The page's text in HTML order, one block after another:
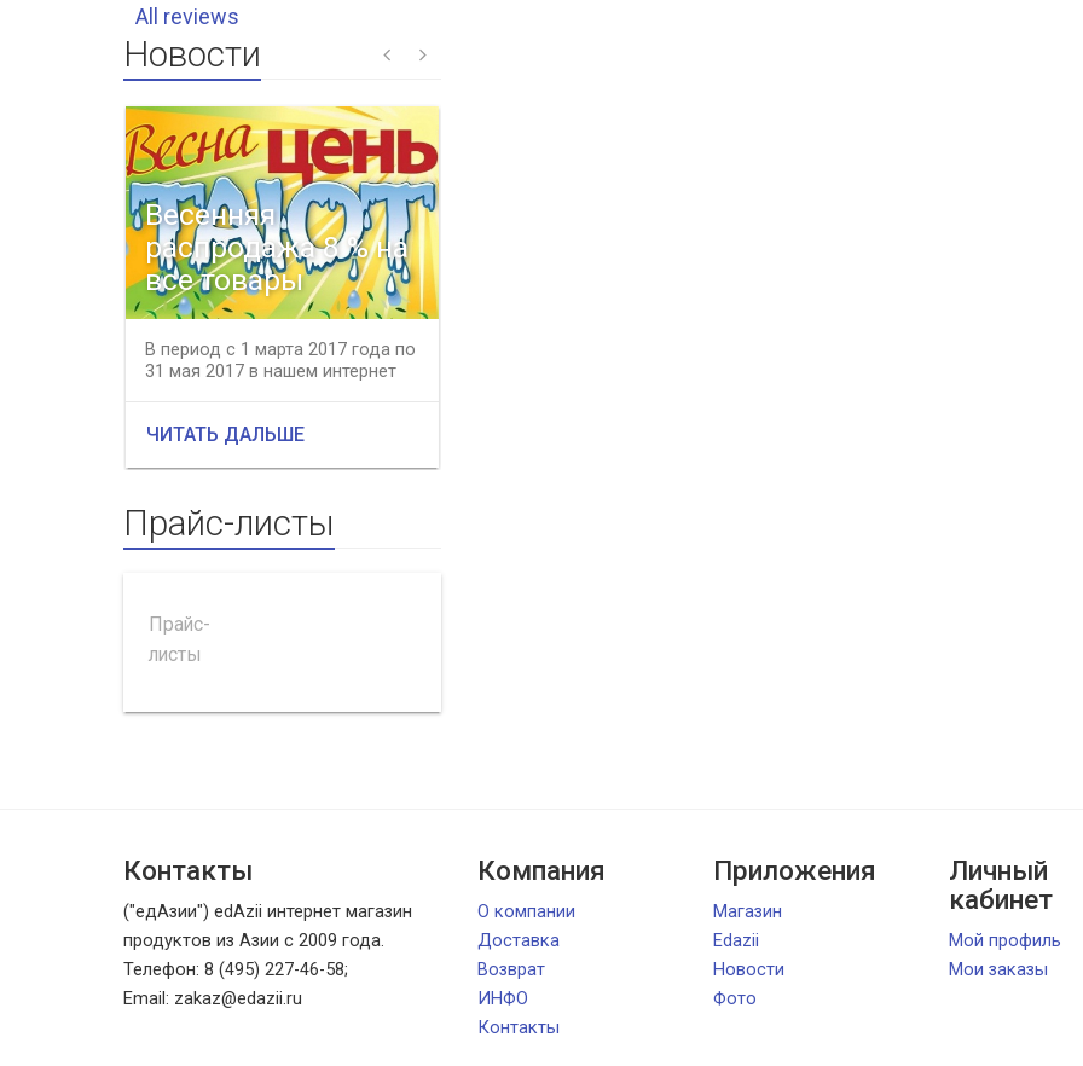
All reviews
Новости
Весенняя
распродажа 8 % на
все товары
В период с 1 марта 2017 года по
31 мая 2017 в нашем интернет
ЧИТАТЬ ДАЛЬШЕ
Прайс-листы
Прайс-
листы
Контакты
("едАзии") edAzii интернет магазин
продуктов из Азии с 2009 года.
Телефон: 8 (495) 227-46-58;
Email: zakaz@edazii.ru
Компания
О компании
Доставка
Возврат
ИНФО
Контакты
Приложения
Магазин
Edazii
Новости
Фото
Личный
кабинет
Мой профиль
Мои заказы